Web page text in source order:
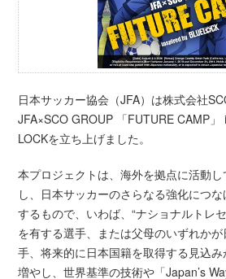
日本サッカー協会（JFA）は株式会社
JFA×SCO GROUP 「FUTURE CAMP
LOCKを立ち上げました。
本プロジェクトは、海外を拠点に活動
し、日本サッカーのさらなる強化につ
するもので、いわば、“ナショナルトレ
を有する選手、または父母のいずれか
手、将来的に日本国籍を取得する見込
増やし、世界基準の技術や「Japan’s